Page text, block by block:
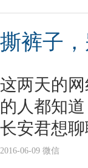
撕裤子
这两天的
的人都知
长安君想
2016-06-09 微信